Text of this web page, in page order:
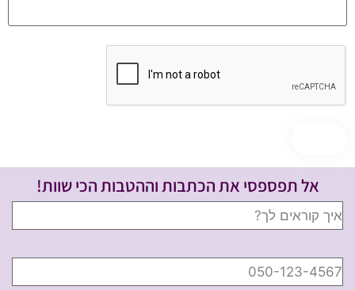
אל תפספסי את הכתבות וההטבות הכי שוות!